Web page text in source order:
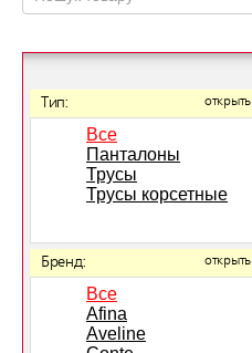
Тип: открыть
Все
Панталоны
Трусы
Трусы корсетные
Бренд: открыть
Все
Afina
Aveline